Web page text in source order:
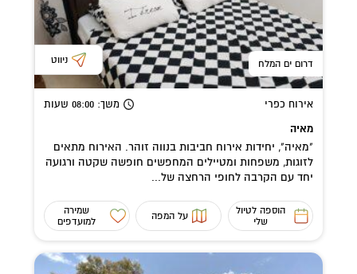
דרום ים המלח ניווט
אירוח כפרי משך: 08:00 שעות
מאיה
"מאיה", יחידות אירוח חביבות בנווה זוהר. האירוח מתאים
לזוגות, משפחות ומטיילים המחפשים חופשה שקטה ורגועה
יחד עם הקרבה לחופי הרחצה של...
הוספה לטיול
שלי
על המפה
שמירה
למועדפים